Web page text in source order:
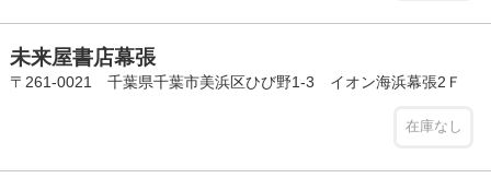
未来屋書店幕張
〒261-0021 千葉県千葉市美浜区ひび野1-3 イオン海浜幕張2Ｆ
在庫なし